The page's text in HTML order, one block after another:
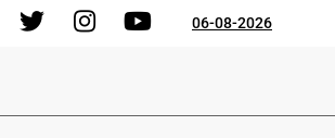
FacebookGorjeo InstagramYouTube06-08-2026